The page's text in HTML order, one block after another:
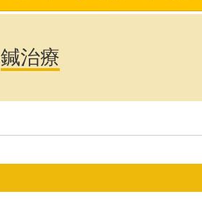
鍼治療